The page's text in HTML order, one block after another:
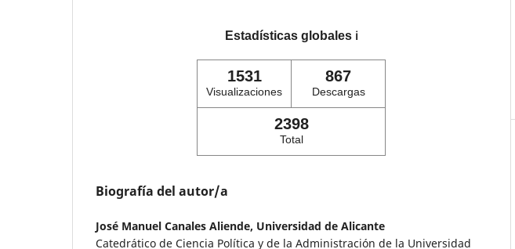
Estadísticas globales ℹ️
1531
Visualizaciones
867
Descargas
2398
Total
Biografía del autor/a
José Manuel Canales Aliende, Universidad de Alicante
Catedrático de Ciencia Política y de la Administración de la Universidad